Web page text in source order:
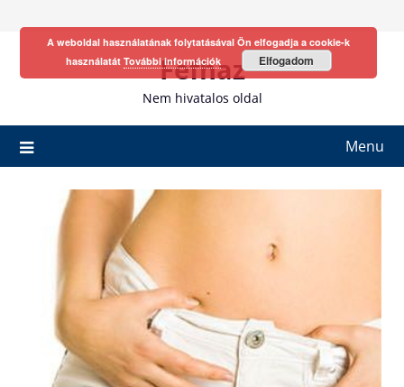
Fefhaz
Nem hivatalos oldal
Menu
A weboldal használatának folytatásával Ön elfogadja a cookie-k
használatát További információk Elfogadom